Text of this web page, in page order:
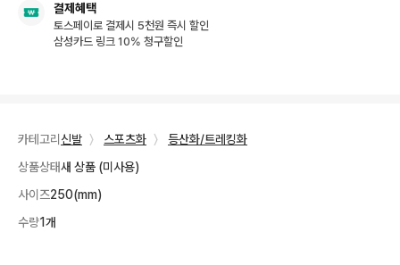
결제혜택
토스페이로 결제시 5천원 즉시 할인
삼성카드 링크 10% 청구할인
카테고리 신발 〉 스포츠화 〉
등산화/트레킹화
상품상태새 상품 (미사용)
사이즈250(mm)
수량1개